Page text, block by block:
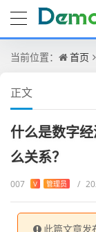
当前位置： 首页
正文
什么是数字
么关系？
007 V 管理员 /
此篇文章发